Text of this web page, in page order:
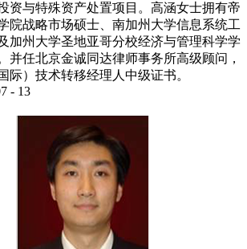
资与特殊资产处置项目。高涵女士拥有帝
院战略市场硕士、南加州大学信息系统工
加州大学圣地亚哥分校经济与管理科学学
并任北京金诚同达律师事务所高级顾问，
际）技术转移经理人中级证书。
- 13